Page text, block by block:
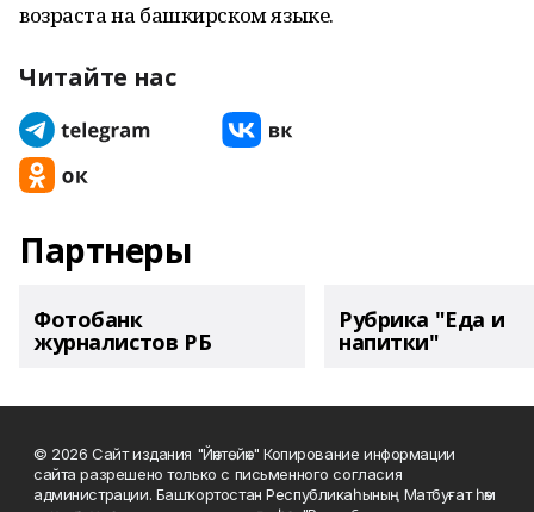
возраста на башкирском языке.
Читайте нас
Партнеры
Фотобанк
журналистов РБ
Рубрика "Еда и
напитки"
© 2026 Сайт издания "Йәнтөйәк" Копирование информации
сайта разрешено только с письменного согласия
администрации. Башҡортостан Республикаһының Матбуғат һәм